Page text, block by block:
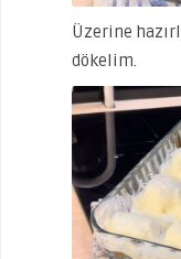
Üzerine
dökelim.